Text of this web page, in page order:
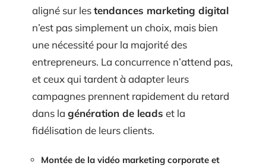
aligné sur lestendances marketing digital
n’est pas simplement un choix, mais bien
une nécessité pour la majorité des
entrepreneurs. La concurrence n’attend pas,
et ceux qui tardent à adapter leurs
campagnes prennent rapidement du retard
dans la génération de leads et la
fidélisation de leurs clients.
Montée de la vidéo marketing corporate et